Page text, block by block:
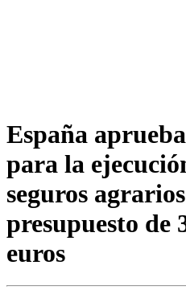
España
para la
seguros
presupuesto de
euros